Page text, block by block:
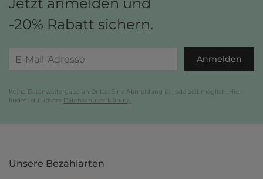
-20% Rabatt sichern.
Anmelden
Keine Datenweitergabe an Dritte. Eine Abmeldung ist jederzeit möglich. Hier
findest du unsere Datenschutzerklärung
Unsere Bezahlarten